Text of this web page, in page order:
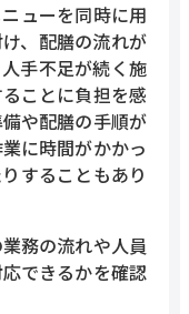
ューを同時に用
、配膳の流れが
手不足が続く施
ことに負担を感
や配膳の手順が
に時間がかかっ
することもあり
務の流れや人員
できるかを確認